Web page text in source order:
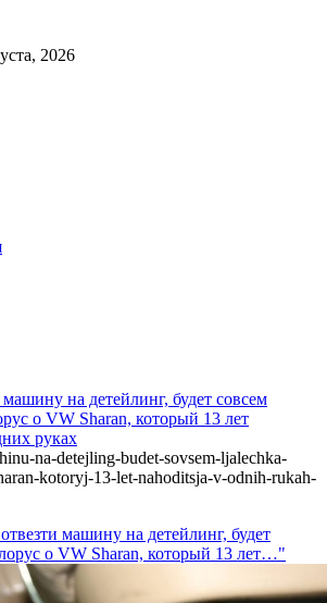
2026
на детейлинг, будет совсем
о VW Sharan, который 13 лет
руках
na-detejling-budet-sovsem-ljalechka-
kotoryj-13-let-nahoditsja-v-odnih-rukah-
машину на детейлинг, будет
о VW Sharan, который 13 лет…"